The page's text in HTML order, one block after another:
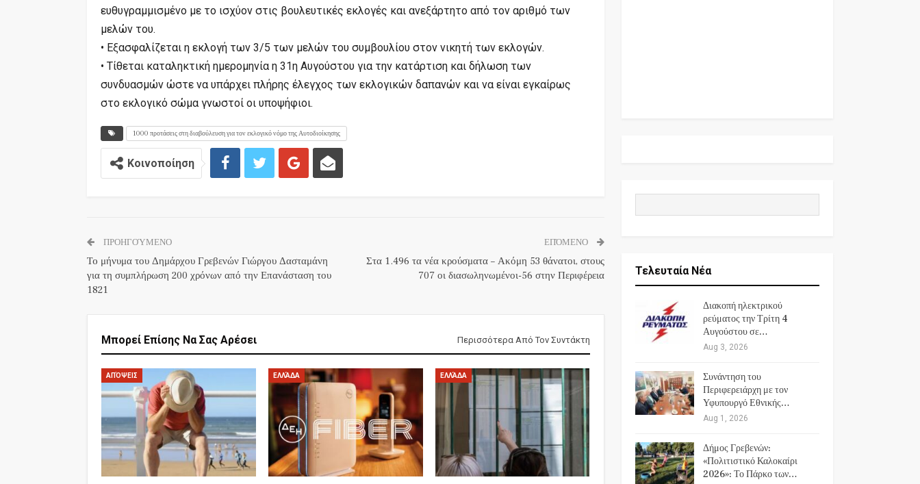
ευθυγραμμισμένο με το ισχύον στις βουλευτικές εκλογές και ανεξάρτητο από τον αριθμό των
μελών του.
• Εξασφαλίζεται η εκλογή των 3/5 των μελών του συμβουλίου στον νικητή των εκλογών.
• Τίθεται καταληκτική ημερομηνία η 31η Αυγούστου για την κατάρτιση και δήλωση των
συνδυασμών ώστε να υπάρχει πλήρης έλεγχος των εκλογικών δαπανών και να είναι εγκαίρως
στο εκλογικό σώμα γνωστοί οι υποψήφιοι.
1000 προτάσεις στη διαβούλευση για τον εκλογικό νόμο της Αυτοδιοίκησης
Κοινοποίηση
ΠΡΟΗΓΟΎΜΕΝΟ
To μήνυμα του Δημάρχου Γρεβενών Γιώργου Δασταμάνη
για τη συμπλήρωση 200 χρόνων από την Επανάσταση του
1821
ΕΠΌΜΕΝΟ
Στα 1.496 τα νέα κρούσματα – Ακόμη 53 θάνατοι, στους
707 οι διασωληνωμένοι-56 στην Περιφέρεια
Μπορεί Επίσης Να Σας Αρέσει Περισσότερα Από Τον Συντάκτη
ΑΠΌΨΕΙΣ ΕΛΛΆΔΑ ΕΛΛΆΔΑ
Τελευταία Νέα
Διακοπή ηλεκτρικού
ρεύματος την Τρίτη 4
Αυγούστου σε…
Aug 3, 2026
Συνάντηση του
Περιφερειάρχη με τον
Υφυπουργό Εθνικής…
Aug 1, 2026
Δήμος Γρεβενών:
«Πολιτιστικό Καλοκαίρι
2026»: Το Πάρκο των…